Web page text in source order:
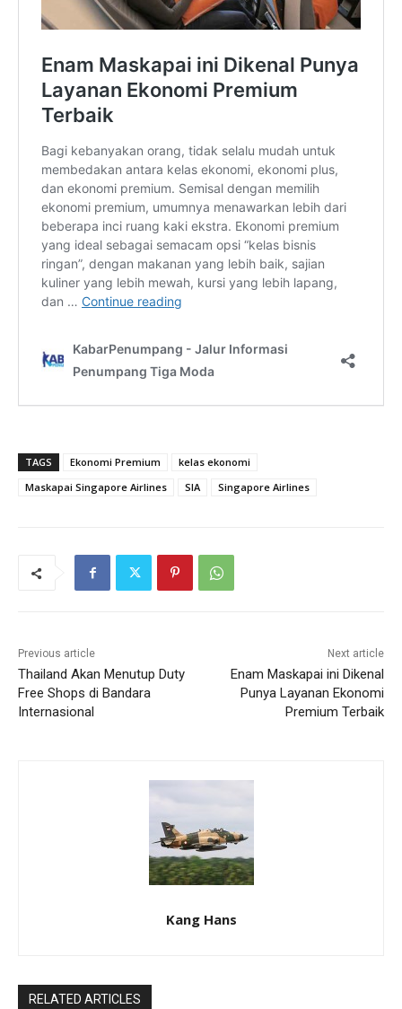
TAGS Ekonomi Premium
kelas ekonomi
Maskapai Singapore Airlines
SIA Singapore Airlines
Previous article
Thailand Akan Menutup Duty
Free Shops di Bandara
Internasional
Next article
Enam Maskapai ini Dikenal
Punya Layanan Ekonomi
Premium Terbaik
Kang Hans
RELATED ARTICLES